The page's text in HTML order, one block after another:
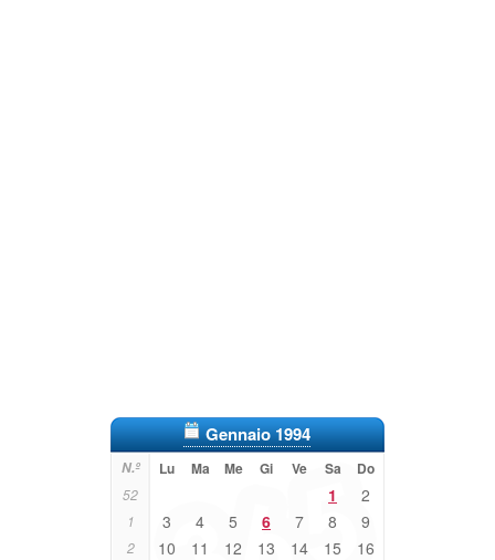
Gennaio 1994
N.º Lu Ma Me Gi Ve Sa Do
52 1 2
1 3 4 5 6 7 8 9
2 10 11 12 13 14 15 16